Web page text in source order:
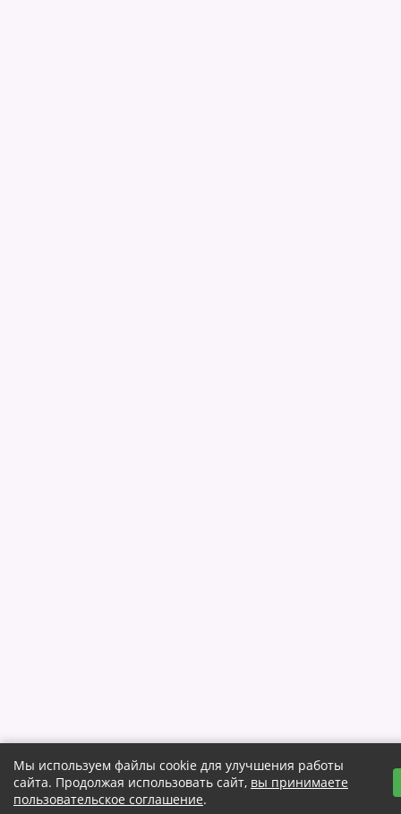
Мы используем файлы cookie для улучшения работы
сайта. Продолжая использовать сайт, вы принимаете
пользовательское соглашение.